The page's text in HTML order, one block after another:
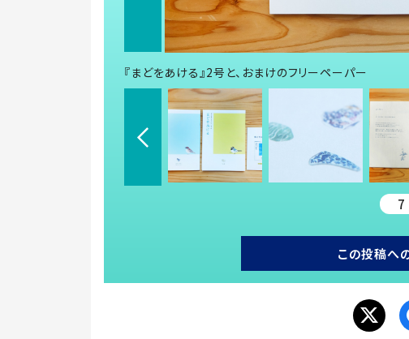
『まどをあける』2号と、おまけのフリーペーパー
7
この投稿へ